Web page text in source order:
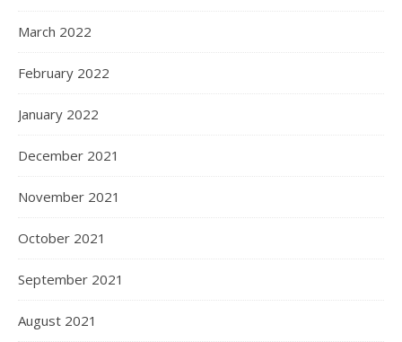
March 2022
February 2022
January 2022
December 2021
November 2021
October 2021
September 2021
August 2021